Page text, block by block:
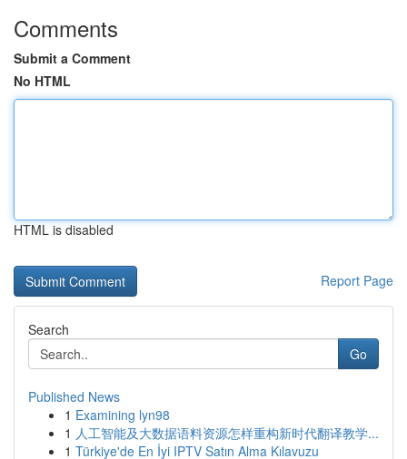
Comments
Submit a Comment
No HTML
HTML is disabled
Report Page
Search
Go
Published News
1 Examining lyn98
1 人工智能及大数据语料资源怎样重构新时代翻译教学...
1 Türkiye'de En İyi IPTV Satın Alma Kılavuzu